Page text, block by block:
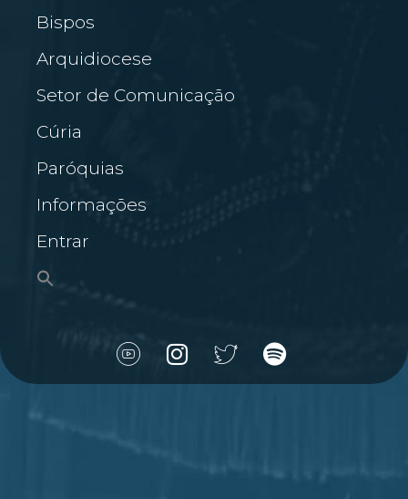
Bispos
Arquidiocese
Setor de Comunicação
Cúria
Paróquias
Informações
Entrar